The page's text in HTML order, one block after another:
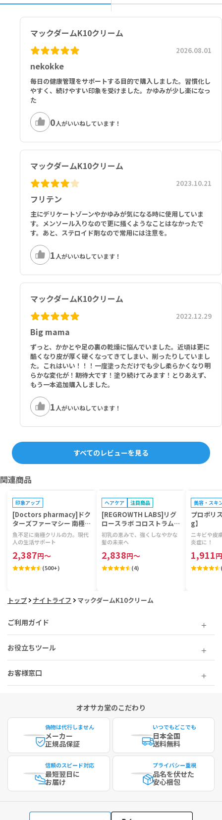
■以下の方は本剤を使用しないでください。
本剤の成分に対し過敏症の既往歴のある方
マックダームK10クリーム
nekokke
2026.08.01
毎日の健康管理をサポートする目的で購入しました。習慣化し
やすく、続けやすい印象を受けました。かゆみが少し楽になっ
た
0人がいいねしています！
マックダームK10クリーム
フリテン
2023.10.21
主にデリケートゾーンやかゆみが気になる時に使用していま
す。メンソール入りなので更に掻くようなことはなかったで
す。あと、ステロイド剤なので常用には注意を。
1 人がいいねしています！
マックダームK10クリーム
Big mama
2022.12.29
ずっと、かかとや足の裏の乾燥に悩んでいました。近頃は更に
酷くなり皮が厚く硬くなってきてしまい、削ったりしていまし
た。これはいい！！！一度塗っただけでも少し柔らかくなり明
らかな変化が！期待大です！塗り続けてみます！とりあえず、
もう一本追加購入しました。
1 人がいいねしています！
すべてのレビューを見る
関連商品
印象アップ
[Doctors pharmacy]ドク
ターズファーマシー 南極ク
リルビタミン 【1袋120
粒】
魚不足に南極クリルの力。現代
人の生活サポート
2,387円～
(500+)
ヘアケア 注目商品
[REGROWTH LABS]リグ
ロースラボ コロストラムト
リートメント 【1本475m
l】
初乳の恵みで、強くしなやかな
髪の未来へ
2,838円～
(4)
美容・スキ
プロポリ
g】
ニキビや皮
炎症に！
1,911円
トップ ナイトライフ マックダームK10クリーム
ご利用ガイド
お役立ちツール
お客様窓口
オオサカ堂のこだわり
偽物は代行しません
メーカー
正規品保証
いつでもどこでも
日本全国
送料無料
信頼のスピード対応
最短翌日に
お届け
プライバシー重視
品名を伏せた
安心梱包